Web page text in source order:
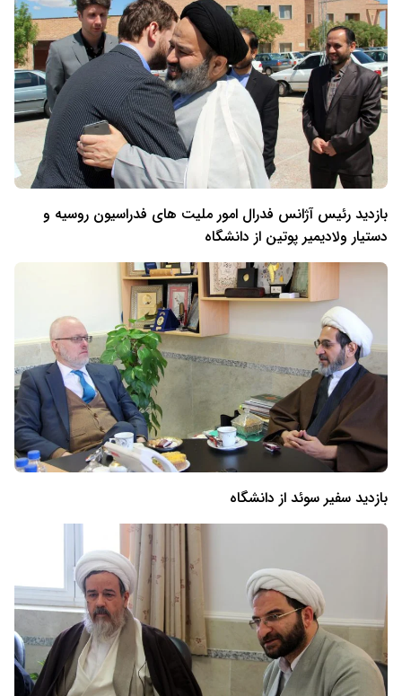
بازدید رئیس آژانس فدرال امور ملیت های فدراسیون روسیه و
دستیار ولادیمیر پوتین از دانشگاه
بازدید سفیر سوئد از دانشگاه